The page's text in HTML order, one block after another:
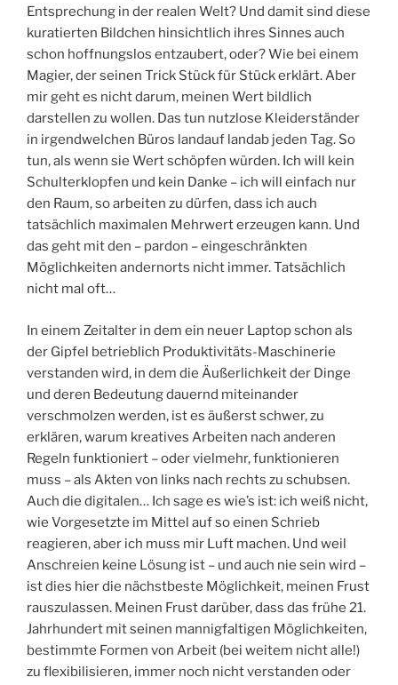
Entsprechung in der realen Welt? Und damit sind diese
kuratierten Bildchen hinsichtlich ihres Sinnes auch
schon hoffnungslos entzaubert, oder? Wie bei einem
Magier, der seinen Trick Stück für Stück erklärt. Aber
mir geht es nicht darum, meinen Wert bildlich
darstellen zu wollen. Das tun nutzlose Kleiderständer
in irgendwelchen Büros landauf landab jeden Tag. So
tun, als wenn sie Wert schöpfen würden. Ich will kein
Schulterklopfen und kein Danke – ich will einfach nur
den Raum, so arbeiten zu dürfen, dass ich auch
tatsächlich maximalen Mehrwert erzeugen kann. Und
das geht mit den – pardon – eingeschränkten
Möglichkeiten andernorts nicht immer. Tatsächlich
nicht mal oft…
In einem Zeitalter in dem ein neuer Laptop schon als
der Gipfel betrieblich Produktivitäts-Maschinerie
verstanden wird, in dem die Äußerlichkeit der Dinge
und deren Bedeutung dauernd miteinander
verschmolzen werden, ist es äußerst schwer, zu
erklären, warum kreatives Arbeiten nach anderen
Regeln funktioniert – oder vielmehr, funktionieren
muss – als Akten von links nach rechts zu schubsen.
Auch die digitalen… Ich sage es wie’s ist: ich weiß nicht,
wie Vorgesetzte im Mittel auf so einen Schrieb
reagieren, aber ich muss mir Luft machen. Und weil
Anschreien keine Lösung ist – und auch nie sein wird –
ist dies hier die nächstbeste Möglichkeit, meinen Frust
rauszulassen. Meinen Frust darüber, dass das frühe 21.
Jahrhundert mit seinen mannigfaltigen Möglichkeiten,
bestimmte Formen von Arbeit (bei weitem nicht alle!)
zu flexibilisieren, immer noch nicht verstanden oder